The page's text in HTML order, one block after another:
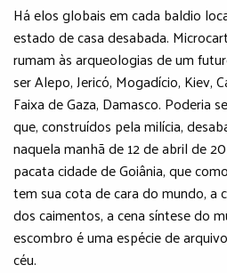
Há elos globais em cada baldio
estado de casa desabada.
rumam às arqueologias de um
ser Alepo, Jericó, Mogadício, Kiev,
Faixa de Gaza, Damasco. Poderia
que, construídos pela milícia,
naquela manhã de 12 de abril de
pacata cidade de Goiânia, que
tem sua cota de cara do mundo, a
dos caimentos, a cena síntese do
escombro é uma espécie de
céu.